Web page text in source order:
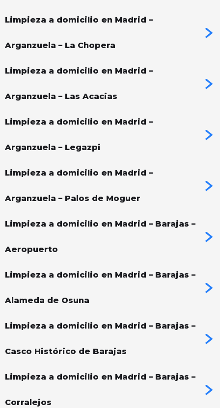
Limpieza a domicilio en Madrid –
Arganzuela – La Chopera
Limpieza a domicilio en Madrid –
Arganzuela – Las Acacias
Limpieza a domicilio en Madrid –
Arganzuela – Legazpi
Limpieza a domicilio en Madrid –
Arganzuela – Palos de Moguer
Limpieza a domicilio en Madrid – Barajas –
Aeropuerto
Limpieza a domicilio en Madrid – Barajas –
Alameda de Osuna
Limpieza a domicilio en Madrid – Barajas –
Casco Histórico de Barajas
Limpieza a domicilio en Madrid – Barajas –
Corralejos